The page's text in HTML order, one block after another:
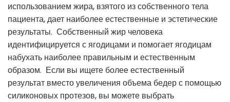
использованием жира, взятого из собственного тела
пациента, дает наиболее естественные и эстетические
результаты. Собственный жир человека
идентифицируется с ягодицами и помогает ягодицам
набухать наиболее правильным и естественным
образом. Если вы ищете более естественный
результат вместо увеличения объема бедер с помощью
силиконовых протезов, вы можете выбрать